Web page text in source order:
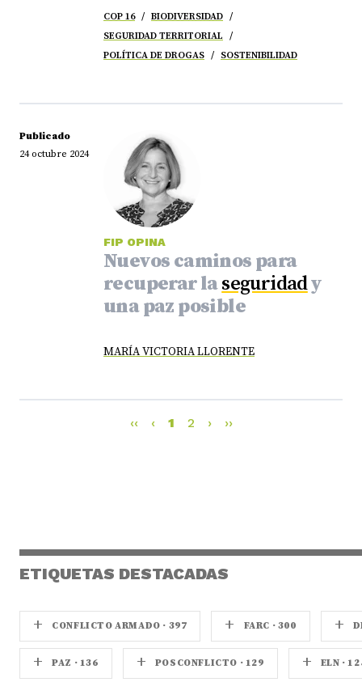
COP 16
BIODIVERSIDAD
SEGURIDAD TERRITORIAL
POLÍTICA DE DROGAS
SOSTENIBILIDAD
Publicado
24 octubre 2024
FIP OPINA
Nuevos caminos para
recuperar laseguridady
una paz posible
MARÍA VICTORIA LLORENTE
‹‹ ‹ 1 2 › ››
ETIQUETAS DESTACADAS
+ CONFLICTO ARMADO · 397 + FARC · 300 +
+ PAZ · 136 + POSCONFLICTO · 129 + ELN ·